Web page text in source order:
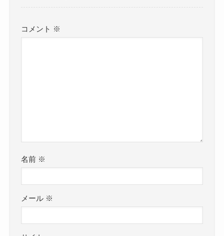
コメント ※
名前 ※
メール ※